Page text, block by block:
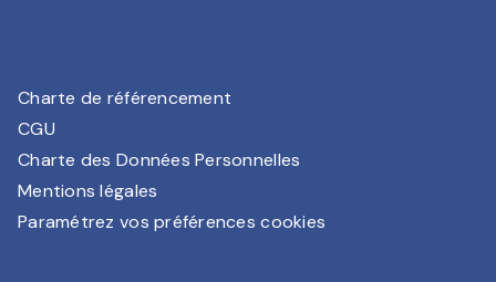
Charte de référencement
CGU
Charte des Données Personnelles
Mentions légales
Paramétrez vos préférences cookies